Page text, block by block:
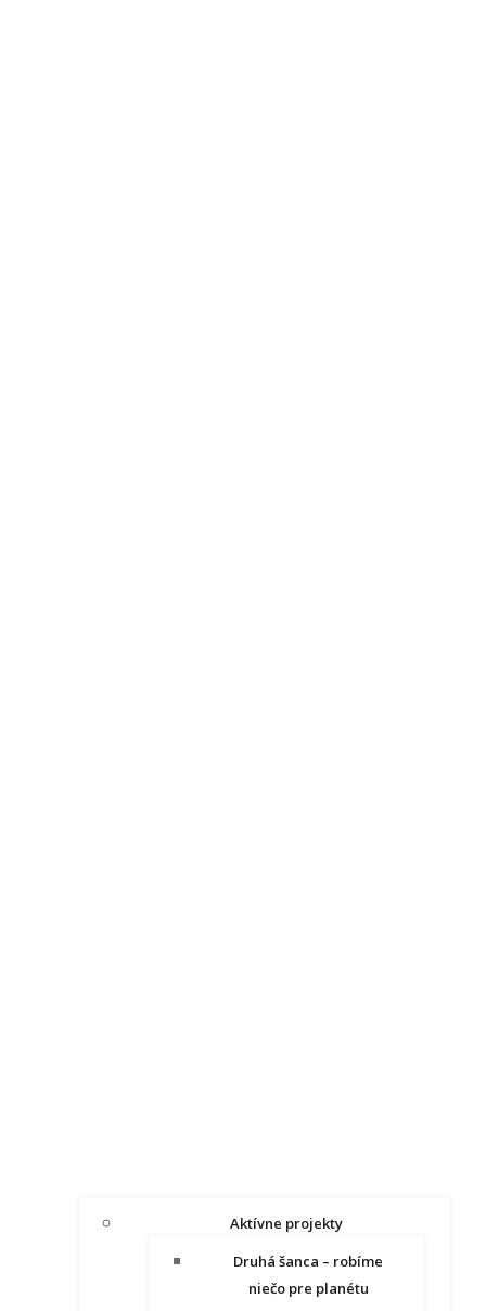
Aktívne projekty
Druhá šanca – robíme
niečo pre planétu